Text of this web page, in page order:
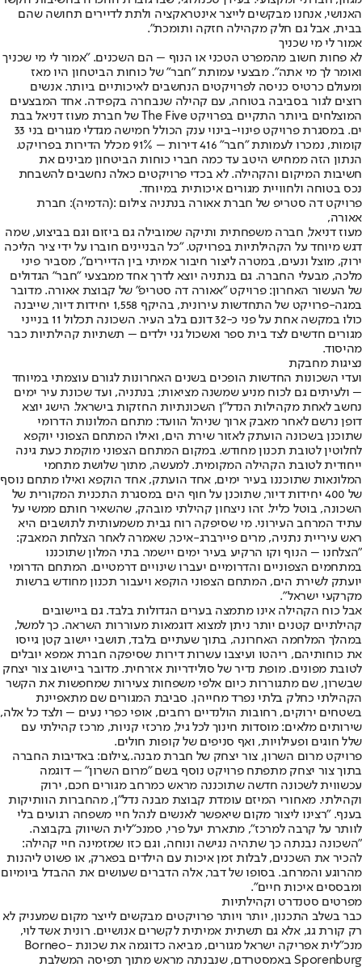
האנושי, אנחנו מבקשים לייצר אינטראקציה ולתת לדיירים תחושה שהם
בבית, אבל גם חלק מקהילה חזקה ותומכת".
אמור לי מי שכניך
לא פחות חשוב מהמפרט הטכני או הנוף – הם השכנים. "אמור לי מי שכניך
ואומר לך מי אתה". מבצעי עמותת "חבר" של כוחות הביטחון היו מאז
ומעולם כרטיס כניסה לפרויקטים הנחשבים לאיכותיים ביותר. אנשים
רוצים לגור בסביבה בטוחה, עם קהילה שנבחרה בקפידה. אחד המבצעים
המוצלחים ביותר התקיים בפרויקט The Five של חברת מעוז דניאל בבת
ים. במסגרת פרויקט פינוי-בינוי ענק הכולל חמישה מגדלי מגורים בני 33
קומות, נמכרו לעמותת "חבר" 416 דירות – 91% מכלל הדירות בפרויקט.
הנתון הזה ממחיש היטב עד כמה חברי כוחות הביטחון מבינים את
חשיבות המיקום והקהילה. לא בכדי פרויקטים כאלה נחשבים להשבחת
נכס בטוחה ולחוויית מגורים איכותית במיוחד.
פרויקט דה סטריפ של חברת אאורה בנתניה צילום :(הדמיה): חברת
אאורה,
מעוז דניאל, חברה משפחתית ותיקה שמובילה גם ביזום וגם בביצוע, שמה
דגש מיוחד על הקהילתיות בפרויקט. "כל הבניינים חוברו על ידי ציר הליכה
ירוק, מוצל ונעים, במטרה ליצור חיבור אמיתי בין הדיירים", מסביר פיני
מלכה, מבעלי החברה. גם בנתניה יוצא לדרך אחד ממבצעי "חבר" הגדולים
של העשור האחרון: פרויקט "אאורה דה סטריפ" של קבוצת אאורה. מדובר
במגה-פרויקט של התחדשות עירונית, בהיקף 1,558 יחידות דיור, שייבנה
כולו במקשה אחת על פני כ-32 דונם בלב העיר. השכונה תכלול 11 בנייני
מגורים חדשים לצד בית ספר ואשכול גני ילדים – תשתיות קהילתיות כבר
מהיסוד.
נציגות מחבקת
ועדי השכונות החדשות הופכים בשנים האחרונות לגורם עוצמתי במיוחד
– ולעיתים גם לכוח מניע שמשנה מציאות; בנתניה, ועד שכונת עיר ימים
נחשב לאחת מקהילות הנדל"ן השכונתיות החזקות בישראל. הישג יוצא
דופן נרשם לאחר מאבק ארוך שניהל הוועד: מתחם המלונות הדרומי
שתוכנן בשכונה הועתק לאזור שירת הים, ואילו המתחם הצפוני יוקפא
לחלוטין לטובת תכנון מחודש. במקום המתחם הצפוני מוקמת כעת גינה
ייחודית לטובת הקהילה המקומית. למעשה, מתוך שלושת מתחמי
המלונאות שתוכננו בעיר ימים, אחד הועתק, אחד הוקפא ואילו מתחם נוסף
של 400 יחידות דיור, שתוכנן על חוף הים במסגרת התכנית המקורית של
השכונה, בוטל כליל. זהו ניצחון קהילתי מובהק, שהשאיר חותם ממשי על
עתיד המרחב העירוני. מי שסיפקה רוח גבית משמעותית לתושבים היא
ראש עיריית נתניה, מרים פיירברג-איכר, שאמרה לאחר הצלחת המאבק:
"הצלחנו – הנוף וקו הרקיע בעיר ימים יישמר. בתי המלון שתוכננו
במתחמים הצפוניים והדרומיים יעברו שינויים דרמטיים. המתחם הדרומי
יועתק לשירת הים, המתחם הצפוני הוקפא ויעבור תכנון מחודש ברשות
מקרקעי ישראל".
אבל כוח הקהילה אינו מתמצה בערים הגדולות בלבד. גם ביישובים
קהילתיים קטנים יותר ניתן למצוא דוגמאות מעוררות השראה. כך למשל,
במהלך המלחמה האחרונה, בתוך שעתיים בלבד, תושבי יישוב קטן גייסו
את כוחותיהם, ריהטו ועיצבו עשרות דירות שסיפקה חברת אמפא יובלים
לטובת מפונים. מופת נדיר של סולידריות אזרחית. מדובר ביישוב צור יצחק
שבשרון, שם מתגוררות כיום אלפי משפחות צעירות שמחפשות את הקשר
הקהילתי כחלק בלתי נפרד מחייהן. סביבת המגורים שם מתאפיינת
בשטחים ירוקים, רחובות הולנדיים רחבים, אופי כפרי נעים – ולצד כל אלה,
שירותים מלאים: מוסדות חינוך לכל גיל, מרכזי קניות, מרכז קהילתי עם
שלל חוגים ופעילויות, ואף סניפים של קופות חולים.
פרויקט מרום השרון, צור יצחק של חברת מבנה.,צילום: באדיבות החברה
בתוך צור יצחק מתפתח פרויקט נוסף בשם "מרום השרון" – דוגמה
עכשווית לשכונה חדשה שתוכננה מראש כמרחב מגורים חכם, ירוק
וקהילתי. מאחורי המיזם עומדת קבוצת מבנה נדל"ן, מהחברות הוותיקות
בענף. "רצינו ליצור מקום שיאפשר לאנשים לנהל חיי משפחה רגועים בלי
לוותר על קרבה למרכז", מתארת יעל פרי, סמנכ"לית השיווק בקבוצה.
"השכונה נבנתה כך שתהיה נגישה ונוחה, וגם כזו שמזמינה חיי קהילה:
להכיר את השכנים, לבלות זמן איכות עם הילדים בפארק, או פשוט ליהנות
מהרוגע והמרחב. בסופו של דבר, אלה הדברים שעושים את ההבדל ביומיום
ומבססים איכות חיים".
מפרטים סטנדרט וקהילתיות
כבר בשלב התכנון, יותר ויותר פרויקטים מבקשים לייצר מקום שמעניק לא
רק קורת גג, אלא גם תשתית אמיתית לקשרים אנושיים. רונית אשד לוי,
מנכ"לית אפריקה ישראל מגורים, מביאה כדוגמה את שכונת Borneo-
Sporenburg באמסטרדם, שנבנתה מראש מתוך תפיסה המשלבת